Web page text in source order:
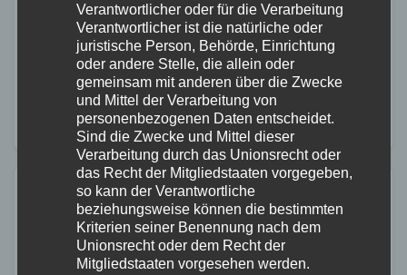
Am 30.10.2025 kam es gegen 04:43 Uhr auf der BAB
3 in Fahrtrichtung Köln zu einem schweren
Verkehrsunfall. Auf Höhe des Kilometers 75 geriet
eine Sattelzugmaschine mit Auflieger aus bislang…
Verantwortlicher oder für die Verarbeitung
Verantwortlicher ist die natürliche oder
juristische Person, Behörde, Einrichtung
oder andere Stelle, die allein oder
gemeinsam mit anderen über die Zwecke
und Mittel der Verarbeitung von
personenbezogenen Daten entscheidet.
Sind die Zwecke und Mittel dieser
Verarbeitung durch das Unionsrecht oder
das Recht der Mitgliedstaaten vorgegeben,
so kann der Verantwortliche
beziehungsweise können die bestimmten
Kriterien seiner Benennung nach dem
Unionsrecht oder dem Recht der
Mitgliedstaaten vorgesehen werden.